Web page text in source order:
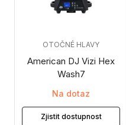
American DJ Vizi Hex
Wash7
OTOČNÉ HLAVY
Na dotaz
Zjistit dostupnost